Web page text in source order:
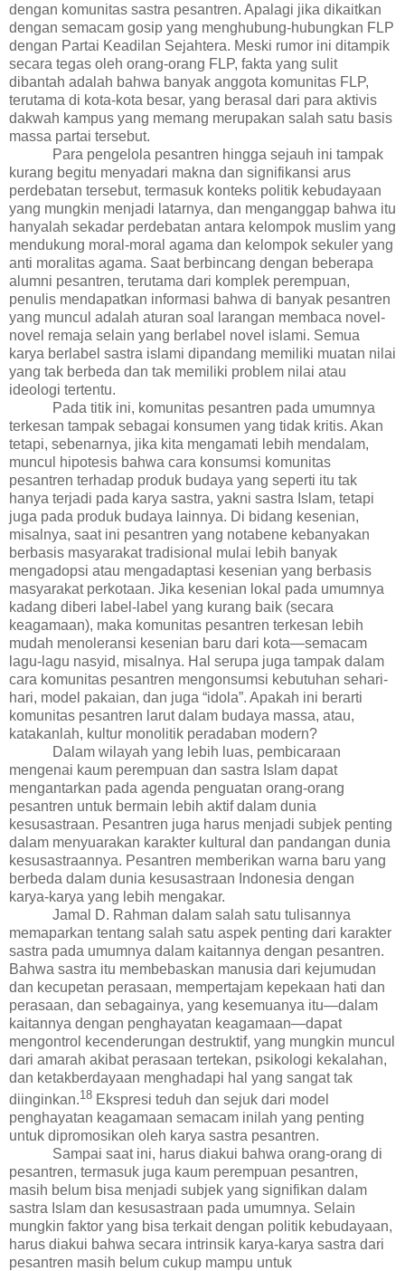
dengan komunitas sastra pesantren. Apalagi jika dikaitkan
dengan semacam gosip yang menghubung-hubungkan FLP
dengan Partai Keadilan Sejahtera. Meski rumor ini ditampik
secara tegas oleh orang-orang FLP, fakta yang sulit
dibantah adalah bahwa banyak anggota komunitas FLP,
terutama di kota-kota besar, yang berasal dari para aktivis
dakwah kampus yang memang merupakan salah satu basis
massa partai tersebut.
Para pengelola pesantren hingga sejauh ini tampak
kurang begitu menyadari makna dan signifikansi arus
perdebatan tersebut, termasuk konteks politik kebudayaan
yang mungkin menjadi latarnya, dan menganggap bahwa itu
hanyalah sekadar perdebatan antara kelompok muslim yang
mendukung moral-moral agama dan kelompok sekuler yang
anti moralitas agama. Saat berbincang dengan beberapa
alumni pesantren, terutama dari komplek perempuan,
penulis mendapatkan informasi bahwa di banyak pesantren
yang muncul adalah aturan soal larangan membaca novel-
novel remaja selain yang berlabel novel islami. Semua
karya berlabel sastra islami dipandang memiliki muatan nilai
yang tak berbeda dan tak memiliki problem nilai atau
ideologi tertentu.
Pada titik ini, komunitas pesantren pada umumnya
terkesan tampak sebagai konsumen yang tidak kritis. Akan
tetapi, sebenarnya, jika kita mengamati lebih mendalam,
muncul hipotesis bahwa cara konsumsi komunitas
pesantren terhadap produk budaya yang seperti itu tak
hanya terjadi pada karya sastra, yakni sastra Islam, tetapi
juga pada produk budaya lainnya. Di bidang kesenian,
misalnya, saat ini pesantren yang notabene kebanyakan
berbasis masyarakat tradisional mulai lebih banyak
mengadopsi atau mengadaptasi kesenian yang berbasis
masyarakat perkotaan. Jika kesenian lokal pada umumnya
kadang diberi label-label yang kurang baik (secara
keagamaan), maka komunitas pesantren terkesan lebih
mudah menoleransi kesenian baru dari kota—semacam
lagu-lagu nasyid, misalnya. Hal serupa juga tampak dalam
cara komunitas pesantren mengonsumsi kebutuhan sehari-
hari, model pakaian, dan juga “idola”. Apakah ini berarti
komunitas pesantren larut dalam budaya massa, atau,
katakanlah, kultur monolitik peradaban modern?
Dalam wilayah yang lebih luas, pembicaraan
mengenai kaum perempuan dan sastra Islam dapat
mengantarkan pada agenda penguatan orang-orang
pesantren untuk bermain lebih aktif dalam dunia
kesusastraan. Pesantren juga harus menjadi subjek penting
dalam menyuarakan karakter kultural dan pandangan dunia
kesusastraannya. Pesantren memberikan warna baru yang
berbeda dalam dunia kesusastraan Indonesia dengan
karya-karya yang lebih mengakar.
Jamal D. Rahman dalam salah satu tulisannya
memaparkan tentang salah satu aspek penting dari karakter
sastra pada umumnya dalam kaitannya dengan pesantren.
Bahwa sastra itu membebaskan manusia dari kejumudan
dan kecupetan perasaan, mempertajam kepekaan hati dan
perasaan, dan sebagainya, yang kesemuanya itu—dalam
kaitannya dengan penghayatan keagamaan—dapat
mengontrol kecenderungan destruktif, yang mungkin muncul
dari amarah akibat perasaan tertekan, psikologi kekalahan,
dan ketakberdayaan menghadapi hal yang sangat tak
diinginkan.18 Ekspresi teduh dan sejuk dari model
penghayatan keagamaan semacam inilah yang penting
untuk dipromosikan oleh karya sastra pesantren.
Sampai saat ini, harus diakui bahwa orang-orang di
pesantren, termasuk juga kaum perempuan pesantren,
masih belum bisa menjadi subjek yang signifikan dalam
sastra Islam dan kesusastraan pada umumnya. Selain
mungkin faktor yang bisa terkait dengan politik kebudayaan,
harus diakui bahwa secara intrinsik karya-karya sastra dari
pesantren masih belum cukup mampu untuk